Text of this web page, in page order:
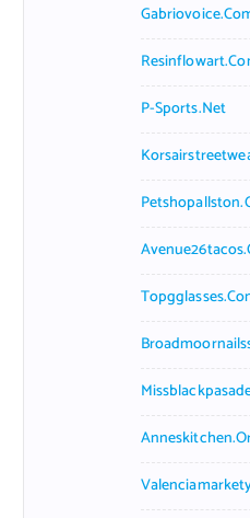
P-Sports.net